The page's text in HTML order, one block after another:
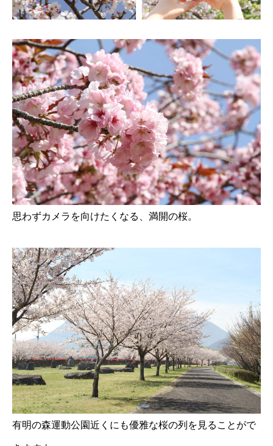
思わずカメラを向けたくなる、満開の桜。
有明の森運動公園近くにも優雅な桜の列を見ることがで